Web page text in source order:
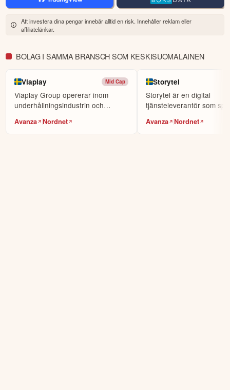
världens största sociala investerarforum.
dina investeringar kan gå upp eller ner. Du riskerar ditt kapital.
Att investera dina pengar innebär alltid en risk. Innehåller reklam eller
affiliatelänkar.
BOLAG I SAMMA BRANSCH SOM KESKISUOMALAINEN
Viaplay Mid Cap
Viaplay Group opererar inom
underhållningsindustrin och
Avanza Nordnet
Storytel
Storytel är en digital
tjänsteleverantör som
Avanza Nordnet